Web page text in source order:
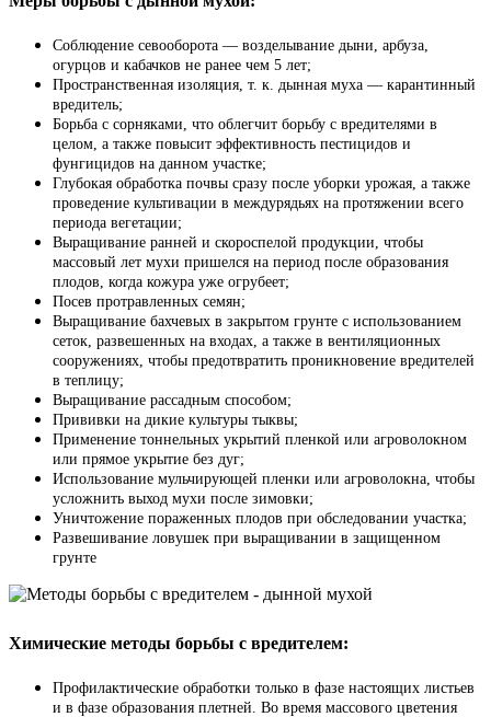
Соблюдение севооборота — возделывание дыни, арбуза,
огурцов и кабачков не ранее чем 5 лет;
Пространственная изоляция, т. к. дынная муха — карантинный
вредитель;
Борьба с сорняками, что облегчит борьбу с вредителями в
целом, а также повысит эффективность пестицидов и
фунгицидов на данном участке;
Глубокая обработка почвы сразу после уборки урожая, а также
проведение культивации в междурядьях на протяжении всего
периода вегетации;
Выращивание ранней и скороспелой продукции, чтобы
массовый лет мухи пришелся на период после образования
плодов, когда кожура уже огрубеет;
Посев протравленных семян;
Выращивание бахчевых в закрытом грунте с использованием
сеток, развешенных на входах, а также в вентиляционных
сооружениях, чтобы предотвратить проникновение вредителей
в теплицу;
Выращивание рассадным способом;
Прививки на дикие культуры тыквы;
Применение тоннельных укрытий пленкой или агроволокном
или прямое укрытие без дуг;
Использование мульчирующей пленки или агроволокна, чтобы
усложнить выход мухи после зимовки;
Уничтожение пораженных плодов при обследовании участка;
Развешивание ловушек при выращивании в защищенном
грунте
Химические методы борьбы с вредителем:
Профилактические обработки только в фазе настоящих листьев
и в фазе образования плетней. Во время массового цветения